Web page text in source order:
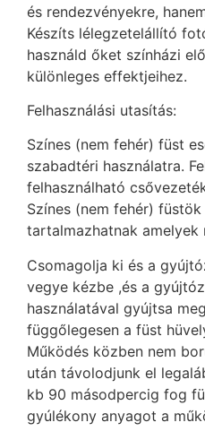
és rendezvényekre,
Készíts lélegzetelállító
használd őket színházi
különleges effektjeihez.
Felhasználási utasítás:
Színes (nem fehér) füst
szabadtéri használatra.
felhasználható
Színes (nem fehér)
tartalmazhatnak amelyek
Csomagolja ki és a
vegye kézbe ,és a
használatával gyújtsa
függőlegesen a füst
Működés közben nem
után távolodjunk el
kb 90 másodpercig fog
gyúlékony anyagot a